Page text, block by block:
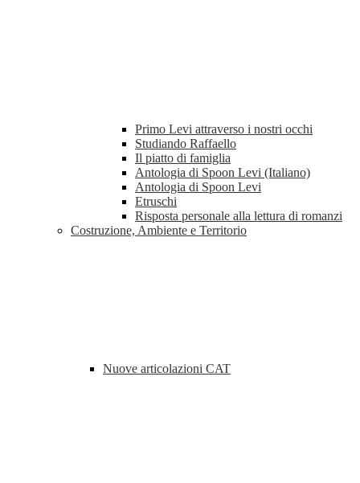
Primo Levi attraverso i nostri occhi
Studiando Raffaello
Il piatto di famiglia
Antologia di Spoon Levi (Italiano)
Antologia di Spoon Levi
Etruschi
Risposta personale alla lettura di romanzi
Costruzione, Ambiente e Territorio
Nuove articolazioni CAT